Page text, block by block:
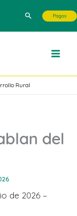
Buscar Pagos
Rural
del
de 2026 –